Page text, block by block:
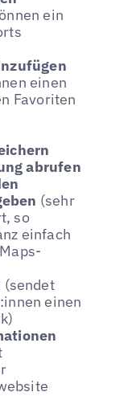
ein
einen
Favoriten
abrufen
(sehr
so
einfach
(sendet
einen